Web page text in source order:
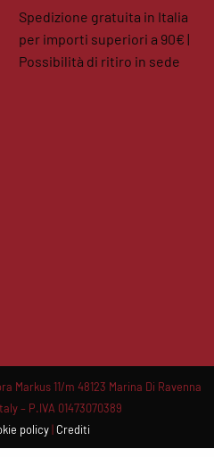
Spedizione gratuita in Italia
per importi superiori a 90€ |
Possibilità di ritiro in sede
Markus 11/m 48123 Marina Di Ravenna
– P.IVA 01473070389
policy| Crediti